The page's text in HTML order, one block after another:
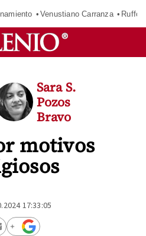
Venustiano Carranza Ruffo
motivos
Sara S.
Pozos
Bravo
17:33:05